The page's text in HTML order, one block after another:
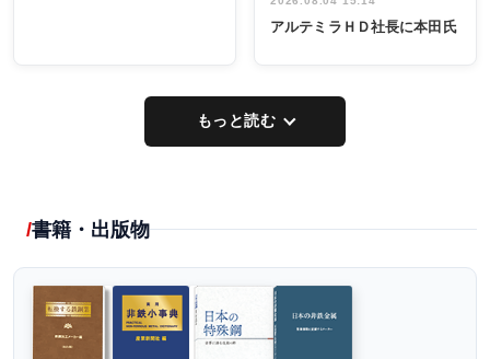
アルテミラＨＤ社長に本田氏
もっと読む
書籍・出版物